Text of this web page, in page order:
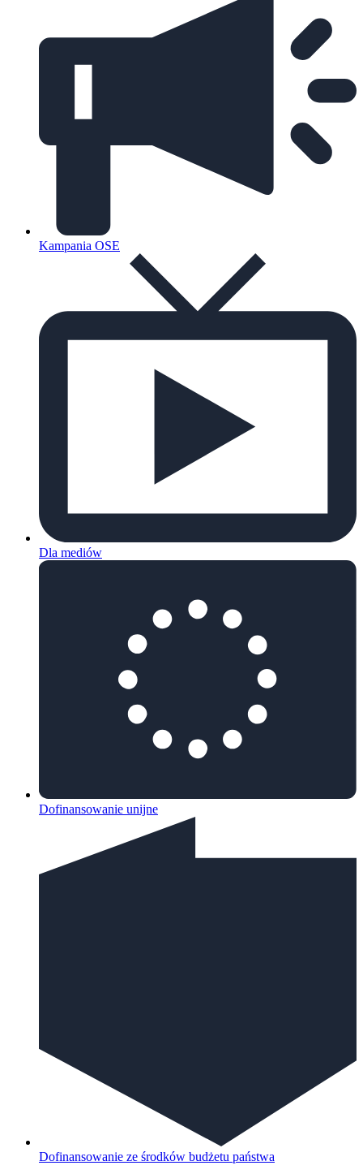
Kampania OSE
Dla mediów
Dofinansowanie unijne
Dofinansowanie ze środków budżetu państwa